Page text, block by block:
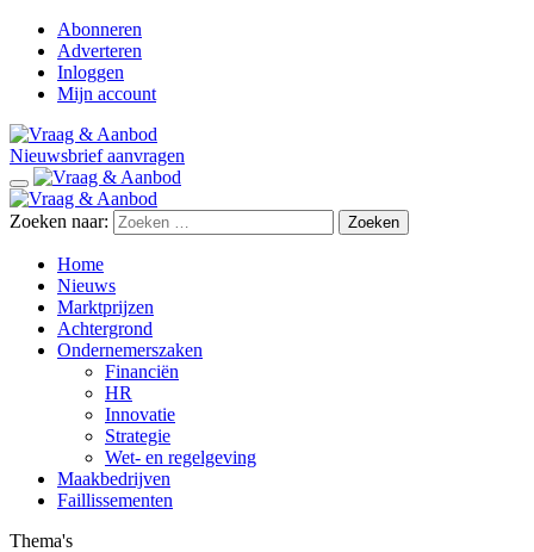
Abonneren
Adverteren
Inloggen
Mijn account
Nieuwsbrief aanvragen
Zoeken naar:
Home
Nieuws
Marktprijzen
Achtergrond
Ondernemerszaken
Financiën
HR
Innovatie
Strategie
Wet- en regelgeving
Maakbedrijven
Faillissementen
Thema's